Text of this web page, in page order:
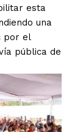
esta
una
por el
pública de